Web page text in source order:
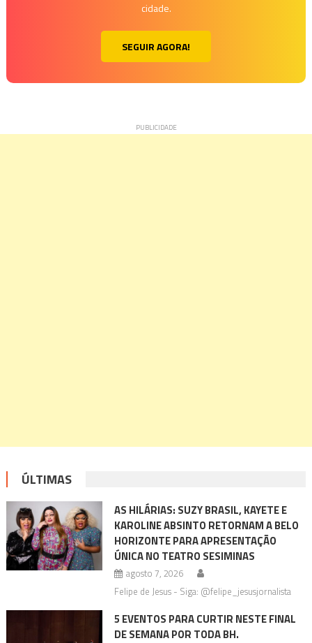
cidade.
SEGUIR AGORA!
ÚLTIMAS
AS HILÁRIAS: SUZY BRASIL, KAYETE E
KAROLINE ABSINTO RETORNAM A BELO
HORIZONTE PARA APRESENTAÇÃO
ÚNICA NO TEATRO SESIMINAS
agosto 7, 2026
Felipe de Jesus - Siga: @felipe_jesusjornalista
5 EVENTOS PARA CURTIR NESTE FINAL
DE SEMANA POR TODA BH.